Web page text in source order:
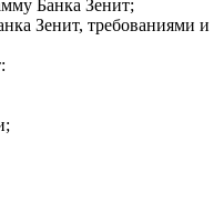
Банка Зенит;
Зенит, требованиями и